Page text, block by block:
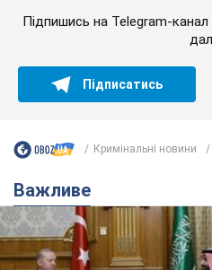
Важливе
Саудівська Аравія,
створили азійський